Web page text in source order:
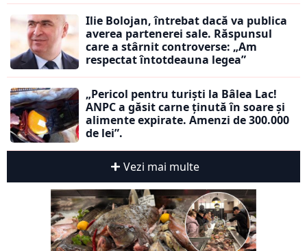
Ilie Bolojan, întrebat dacă va publica
averea partenerei sale. Răspunsul
care a stârnit controverse: „Am
respectat întotdeauna legea”
„Pericol pentru turiști la Bâlea Lac!
ANPC a găsit carne ținută în soare și
alimente expirate. Amenzi de 300.000
de lei”.
Vezi mai multe